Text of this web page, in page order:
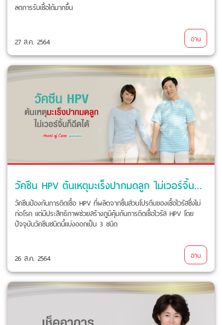
ลดการรับเชื้อได้มากขึ้น
27 ส.ค. 2564 อ่าน
วัคซีน HPV ต้นเหตุมะเร็งปากมดลูก ไม่เวอร์จิ้นก็ฉีดได้
วัคซีนป้องกันการติดเชื้อ HPV ที่ผลิตจากชิ้นส่วนโปรตีนของเชื้อไวรัสซึ่งไม่
ก่อโรค แต่มีประสิทธิภาพช่วยสร้างภูมิคุ้มกันการติดเชื้อไวรัส HPV โดย
ปัจจุบันวัคซีนชนิดนี้แบ่งออกเป็น 3 ชนิด
26 ส.ค. 2564 อ่าน